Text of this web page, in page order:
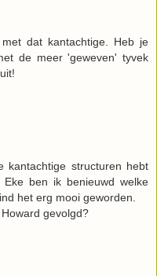
dat kantachtige. Heb je
de meer 'geweven' tyvek
kantachtige structuren hebt
ben ik benieuwd welke
het erg mooi geworden.
gevolgd?